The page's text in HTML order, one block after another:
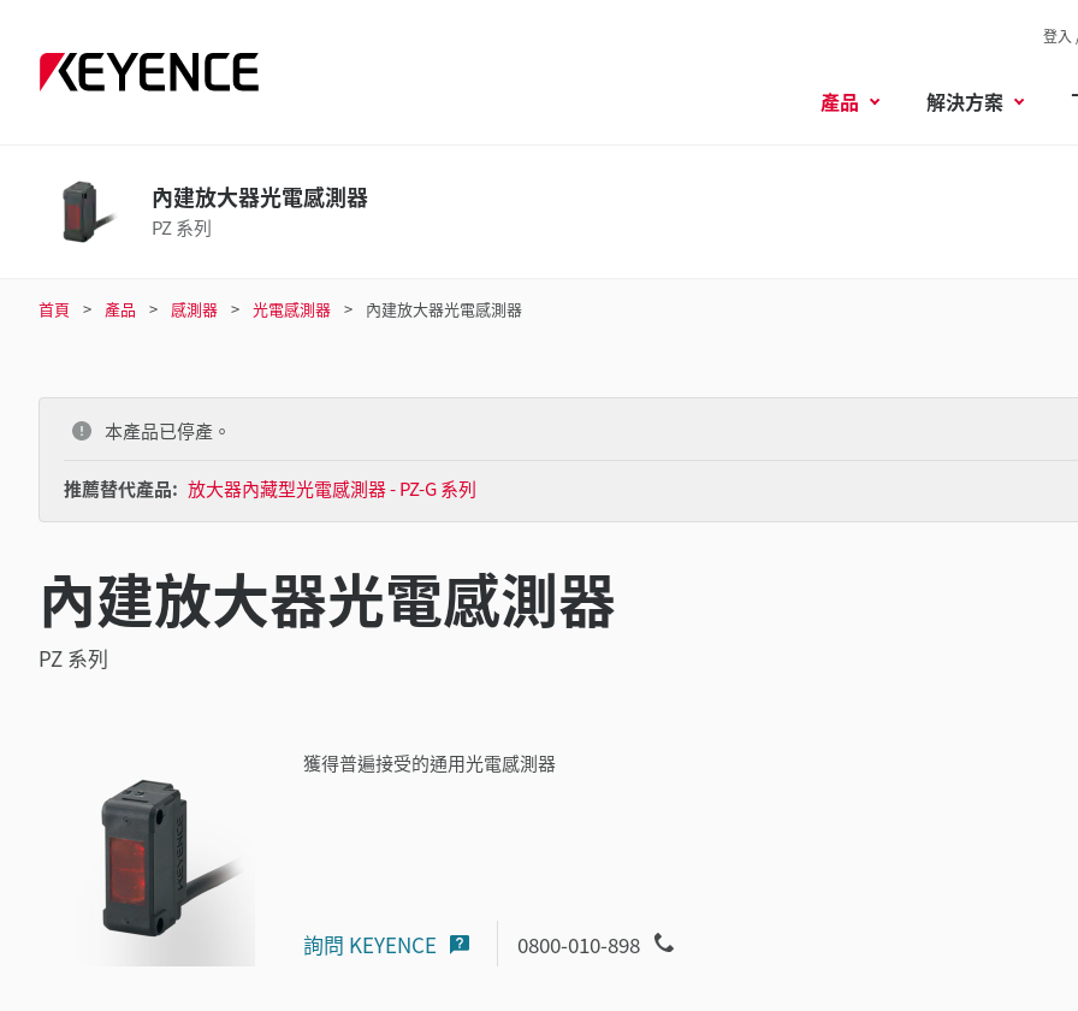
登入
產品 解決方案
內建放大器光電感測器
PZ 系列
首頁 產品 感測器 光電感測器 內建放大器光電感測器
本產品已停產。
推薦替代產品: 放大器內藏型光電感測器 - PZ-G 系列
內建放大器光電感測器
PZ 系列
獲得普遍接受的通用光電感測器
詢問 KEYENCE 0800-010-898